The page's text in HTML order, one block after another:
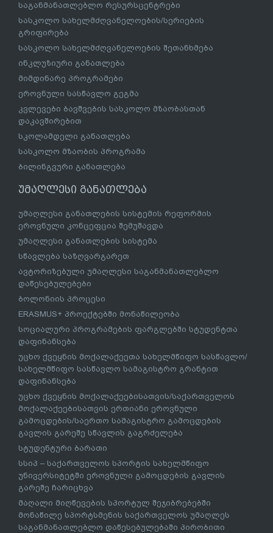
საგანმანათლებლო რესურსცენტრები
სასკოლო სახელმძღვანელოების/სერიების
გრიფირება
სასკოლო სახელმძღვანელოების შეთანხმება
ინკლუზიური განათლება
მიმდინარე პროგრამები
ეროვნული სასწავლო გეგმა
კვლევები ბავშვების სასკოლო მზაობასთან
დაკავშირებით
სკოლამდელი განათლება
სასკოლო მზაობის პროგრამა
ბილინგვური განათლება
უმაღლესი განათლება
უმაღლესი განათლების სისტემის რეფორმის
ეროვნული კონცეფცია შემუშავდა
უმაღლესი განათლების სისტემა
სწავლება საზღვარგარეთ
ავტორიზებული უმაღლესი საგანმანათლებლო
დაწესებულებები
ბოლონიის პროცესი
ERASMUS+ პროექტებში მონაწილეობა
სოციალური პროგრამების ფარგლებში სტუდენტთა
დაფინანსება
უცხო ქვეყნის მოქალაქეეთა სახელმწიფო სასწავლო/
სახელმწიფო სასწავლო სამაგისტრო გრანტით
დაფინანსება
უცხო ქვეყნის მოქალაქეებისათვის/საქართველოს
მოქალაქეებისათვის ერთიანი ეროვნული
გამოცდების/საერთო სამაგისტრო გამოცდების
გავლის გარეშე სწავლის გაგრძელება
სტუდენტური ბარათი
სსიპ – საქართველოს სპორტის სახელმწიფო
უნივერსიტეტში ეროვნული გამოცდების გავლის
გარეშე ჩარიცხვა
მაღალი მიღწევების სპორტულ შეჯიბრებებში
მონაწილე სპორტსმენის საქართველოს უმაღლეს
საგანმანათლებლო დაწესებულებაში პირობითი